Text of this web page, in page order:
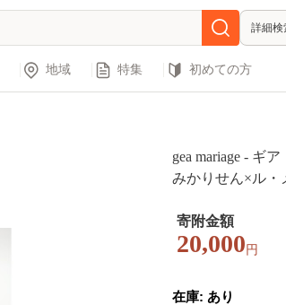
詳細検
地域 特集 初めての方
gea mariage - ギ
みかりせん×ル・
ー・佐藤繊維
寄附金額
20,000 円
在庫: あり